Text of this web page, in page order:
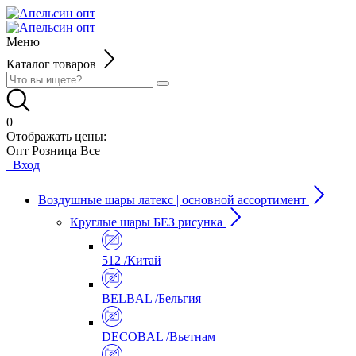
Меню
Каталог товаров
0
Отображать цены:
Опт Розница Все
Вход
Воздушные шары латекс | основной ассортимент
Круглые шары БЕЗ рисунка
512 /Китай
BELBAL /Бельгия
DECOBAL /Вьетнам